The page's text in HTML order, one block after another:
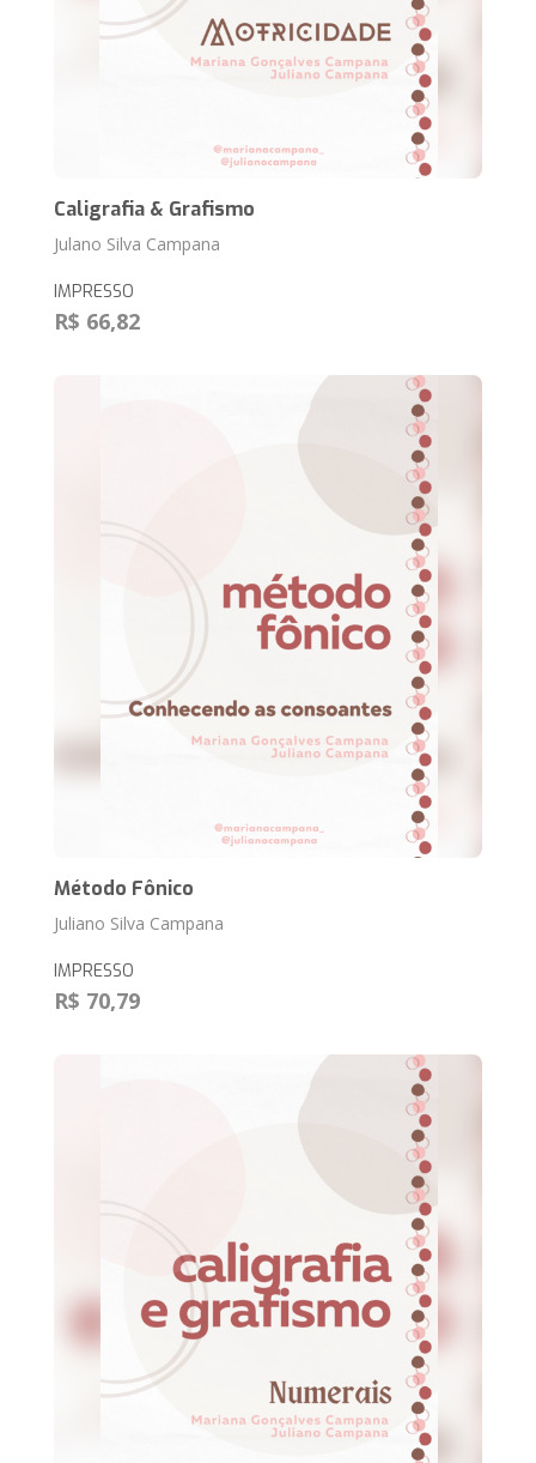
Caligrafia & Grafismo
Julano Silva Campana
IMPRESSO
R$ 66,82
Método Fônico
Juliano Silva Campana
IMPRESSO
R$ 70,79